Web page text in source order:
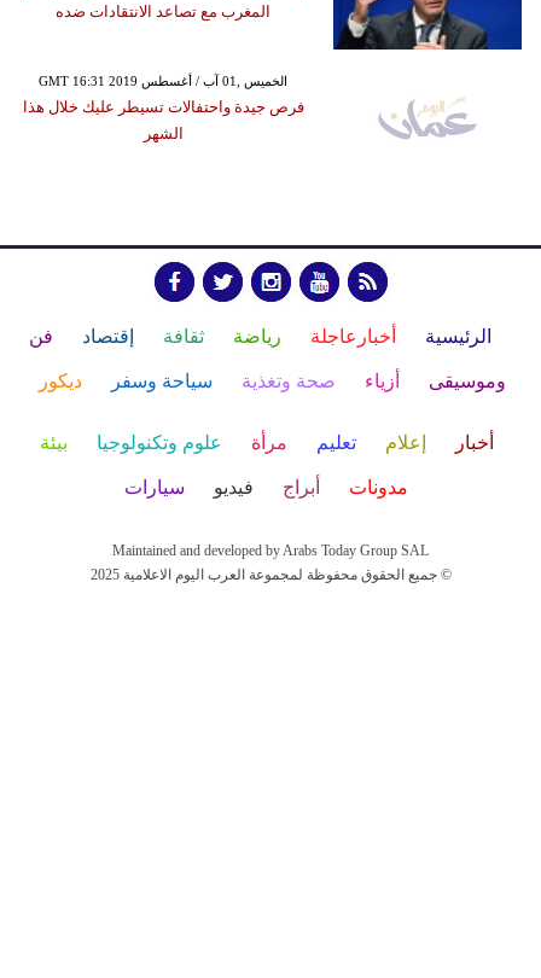
المغرب مع تصاعد الانتقادات ضده
GMT 16:31 2019 الخميس ,01 آب / أغسطس
فرص جيدة واحتفالات تسيطر عليك خلال هذا
الشهر
الرئيسية أخبارعاجلة رياضة ثقافة إقتصاد فن
وموسيقى أزياء صحة وتغذية سياحة وسفر ديكور
أخبار إعلام تعليم مرأة علوم وتكنولوجيا بيئة
مدونات أبراج فيديو سيارات
Maintained and developed by Arabs Today Group SAL
جميع الحقوق محفوظة لمجموعة العرب اليوم الاعلامية 2025 ©